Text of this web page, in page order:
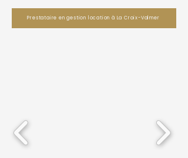
Prestataire en gestion location à La Croix-Valmer